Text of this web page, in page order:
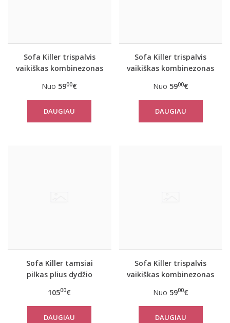
Sofa Killer trispalvis
vaikiškas kombinezonas
Nuo 5900€
DAUGIAU
Sofa Killer trispalvis
vaikiškas kombinezonas
Nuo 5900€
DAUGIAU
Sofa Killer tamsiai
pilkas plius dydžio
10500€
DAUGIAU
Sofa Killer trispalvis
vaikiškas kombinezonas
Nuo 5900€
DAUGIAU